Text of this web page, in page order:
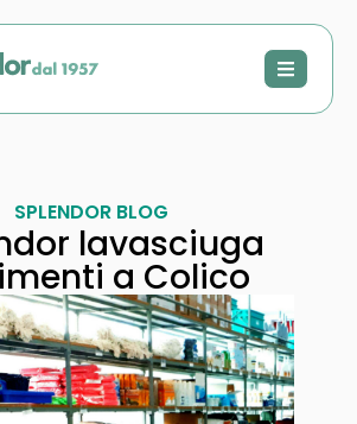
SPLENDOR BLOG
lavasciuga
a Colico